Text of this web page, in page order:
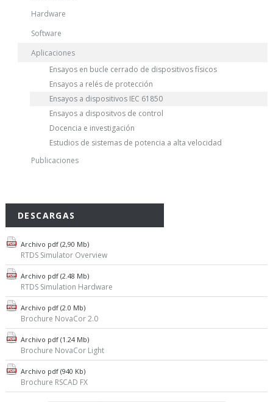
Hardware
Software
Aplicaciones
Ensayos en bucle cerrado de dispositivos físicos
Ensayos a relés de protección
Ensayos a dispositivos IEC 61850
Ensayos a dispositvos de control
Docencia e investigación
Estudios de sistemas de potencia a alta velocidad
Publicaciones
DESCARGAS
Archivo pdf (2,90 Mb)
RTDS Simulator Overview
Archivo pdf (2.48 Mb)
RTDS Simulation Hardware
Archivo pdf (2.0 Mb)
Brochure NovaCor 2.0
Archivo pdf (1.24 Mb)
Brochure NovaCor Light
Archivo pdf (940 Kb)
Brochure RSCAD FX